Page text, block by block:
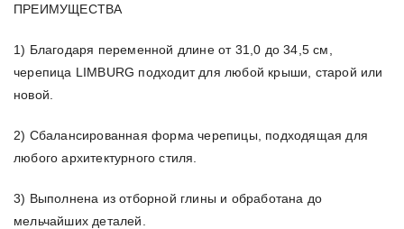
ПРЕИМУЩЕСТВА
1) Благодаря переменной длине от 31,0 до 34,5 см,
черепица LIMBURG подходит для любой крыши, старой или
новой.
2) Сбалансированная форма черепицы, подходящая для
любого архитектурного стиля.
3) Выполнена из отборной глины и обработана до
мельчайших деталей.